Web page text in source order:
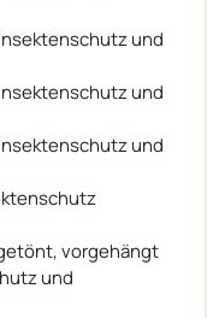
und
und
und
vorgehängt
und